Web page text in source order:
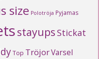
size Polotröja Pyjamas
stayups Stickat
Top TröjorVarsel